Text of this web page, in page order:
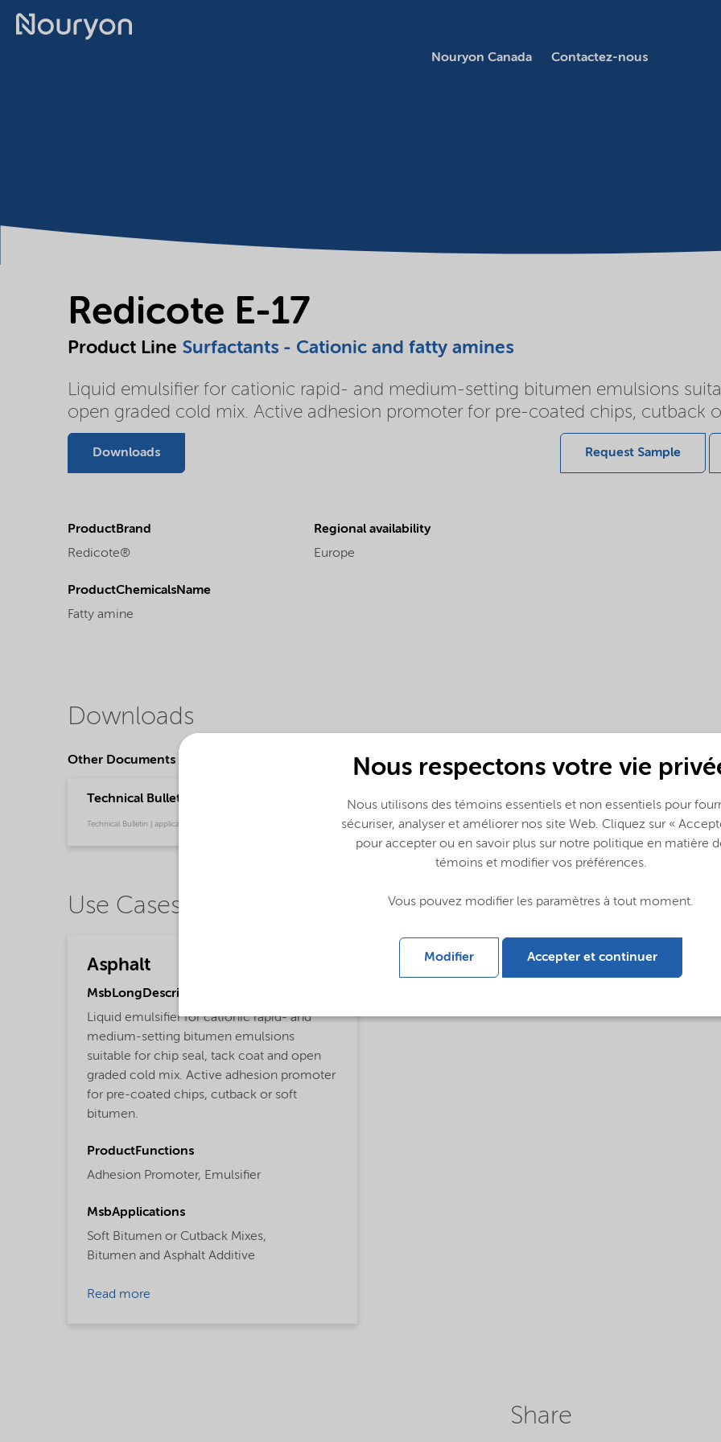
Nouryon Canada Contactez-nous
Redicote E-17
Product Line Surfactants - Cationic and fatty amines
Liquid emulsifier for cationic rapid- and medium-setting bitumen emulsions
open graded cold mix. Active adhesion promoter for pre-coated chips, cutback
Downloads Request Sample
ProductBrand
Redicote®
Regional availability
Europe
ProductChemicalsName
Fatty amine
Downloads
Other Documents
Technical Bulletin Redicote E-17 - Asphalt (English US)
Technical Bulletin | application/pdf (992,1 KB) | English
Use Cases
Asphalt
MsbLongDescription
Liquid emulsifier for cationic rapid- and
medium-setting bitumen emulsions
suitable for chip seal, tack coat and open
graded cold mix. Active adhesion promoter
for pre-coated chips, cutback or soft
bitumen.
ProductFunctions
Adhesion Promoter, Emulsifier
MsbApplications
Soft Bitumen or Cutback Mixes,
Bitumen and Asphalt Additive
Read more
Share
Nous respectons votre vie
Nous utilisons des témoins essentiels et non essentiels pour
sécuriser, analyser et améliorer nos site Web. Cliquez sur «
pour accepter ou en savoir plus sur notre politique en matière
témoins et modifier vos préférences.
Vous pouvez modifier les paramètres à tout moment.
Modifier Accepter et continuer